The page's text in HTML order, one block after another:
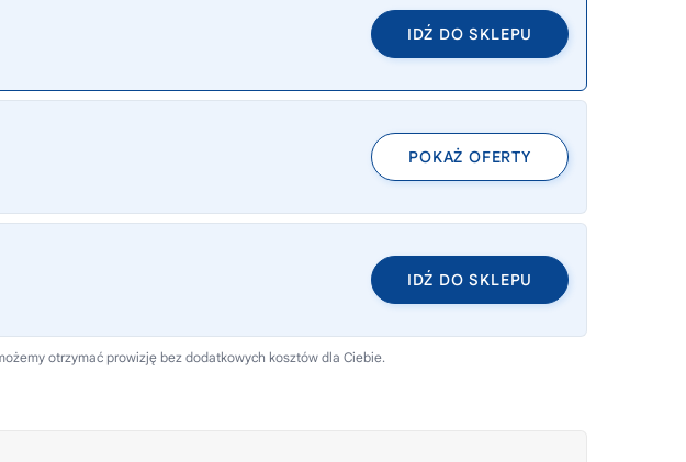
IDŹ DO SKLEPU
POKAŻ OFERTY
IDŹ DO SKLEPU
otrzymać prowizję bez dodatkowych kosztów dla Ciebie.